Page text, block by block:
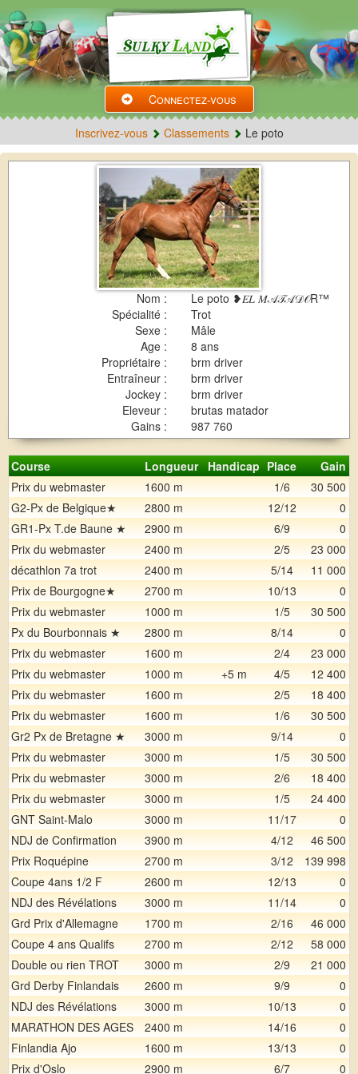
Connectez-vous
Inscrivez-vous Classements Le poto
Nom :
Le poto ❥𝐸𝐿 𝑀𝒜𝒯𝒜𝒟𝒪R™
Spécialité :
Trot
Sexe :
Mâle
Age :
8 ans
Propriétaire :
brm driver
Entraîneur :
brm driver
Jockey :
brm driver
Eleveur :
brutas matador
Gains :
987 760
Course Longueur Handicap Place
Gain
Prix du webmaster
1600 m 1/6 30 500
G2-Px de Belgique★
2800 m 12/12
0
GR1-Px T.de Baune ★
2900 m 6/9 0
Prix du webmaster
2400 m 2/5 23 000
décathlon 7a trot
2400 m 5/14 11 000
Prix de Bourgogne★
2700 m 10/13 0
Prix du webmaster
1000 m 1/5 30 500
Px du Bourbonnais ★
2800 m 8/14 0
Prix du webmaster
1600 m 2/4 23 000
Prix du webmaster
1000 m +5 m 4/5 12 400
Prix du webmaster
1600 m 2/5 18 400
Prix du webmaster
1600 m 1/6 30 500
Gr2 Px de Bretagne ★
3000 m 9/14 0
Prix du webmaster
3000 m 1/5 30 500
Prix du webmaster
3000 m 2/6 18 400
Prix du webmaster
3000 m 1/5 24 400
GNT Saint-Malo
3000 m 11/17 0
NDJ de Confirmation
3900 m 4/12 46 500
Prix Roquépine
2700 m 3/12 139 998
Coupe 4ans 1/2 F
2600 m 12/13 0
NDJ des Révélations
3000 m 11/14 0
Grd Prix d'Allemagne
1700 m 2/16 46 000
Coupe 4 ans Qualifs
2700 m 2/12 58 000
Double ou rien TROT
3000 m 2/9 21 000
Grd Derby Finlandais
2600 m 9/9 0
NDJ des Révélations
3000 m 10/13 0
MARATHON DES AGES
2400 m 14/16 0
Finlandia Ajo
1600 m 13/13 0
Prix d'Oslo
2900 m 6/7 0